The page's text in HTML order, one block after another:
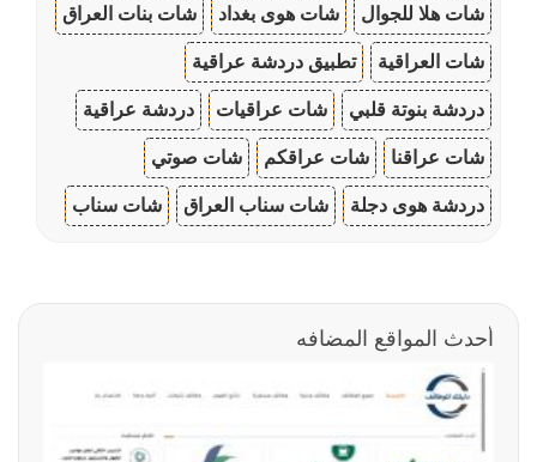
شات هلا للجوال شات هوى بغداد شات بنات العراق
شات العراقية تطبيق دردشة عراقية
دردشة بنوتة قلبي شات عراقيات دردشة عراقية
شات عراقنا شات عراقكم شات صوتي
دردشة هوى دجلة شات سناب العراق شات سناب
أحدث المواقع المضافه